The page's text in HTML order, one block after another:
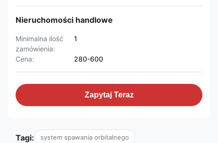
Nieruchomości handlowe
Minimalna ilość
zamówienia:
1
Cena: 280-600
Zapytaj Teraz
Tagi: system spawania orbitalnego